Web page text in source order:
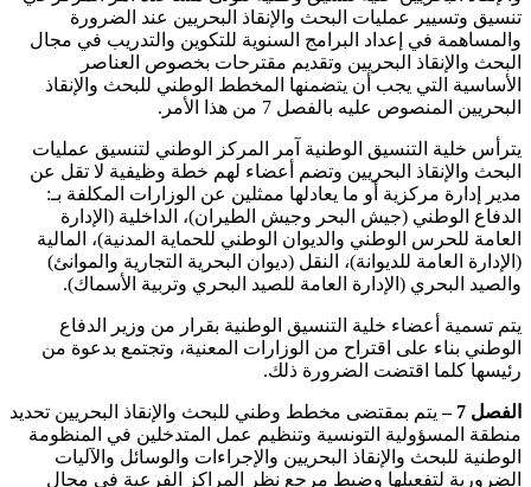
تنسيق وتسيير عمليات البحث والإنقاذ البحريين عند الضرورة
والمساهمة في إعداد البرامج السنوية للتكوين والتدريب في مجال
البحث والإنقاذ البحريين وتقديم مقترحات بخصوص العناصر
الأساسية التي يجب أن يتضمنها المخطط الوطني للبحث والإنقاذ
البحريين المنصوص عليه بالفصل 7 من هذا الأمر.
يترأس خلية التنسيق الوطنية آمر المركز الوطني لتنسيق عمليات
البحث والإنقاذ البحريين وتضم أعضاء لهم خطة وظيفية لا تقل عن
مدير إدارة مركزية أو ما يعادلها ممثلين عن الوزارات المكلفة بـ:
الدفاع الوطني (جيش البحر وجيش الطيران)، الداخلية (الإدارة
العامة للحرس الوطني والديوان الوطني للحماية المدنية)، المالية
(الإدارة العامة للديوانة)، النقل (ديوان البحرية التجارية والموانئ)
والصيد البحري (الإدارة العامة للصيد البحري وتربية الأسماك).
يتم تسمية أعضاء خلية التنسيق الوطنية بقرار من وزير الدفاع
الوطني بناء على اقتراح من الوزارات المعنية، وتجتمع بدعوة من
رئيسها كلما اقتضت الضرورة ذلك.
الفصل 7 –
يتم بمقتضى مخطط وطني للبحث والإنقاذ البحريين تحديد
منطقة المسؤولية التونسية وتنظيم عمل المتدخلين في المنظومة
الوطنية للبحث والإنقاذ البحريين والإجراءات والوسائل والآليات
الضرورية لتفعيلها وضبط مرجع نظر المراكز الفرعية في مجال